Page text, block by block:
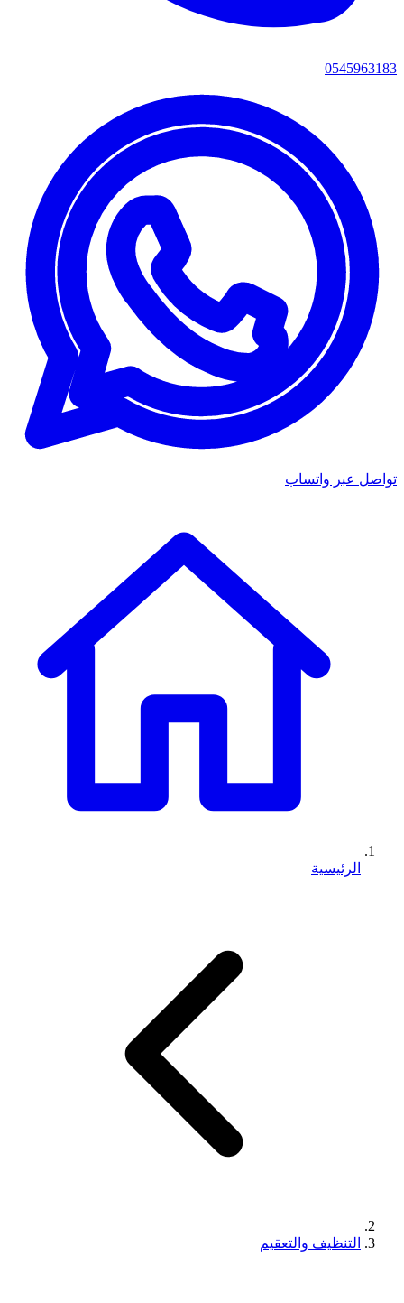
0545963183
تواصل عبر واتساب
الرئيسية
التنظيف والتعقيم